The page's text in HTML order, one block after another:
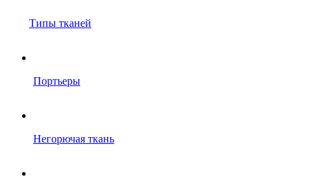
Типы тканей
Портьеры
Негорючая ткань